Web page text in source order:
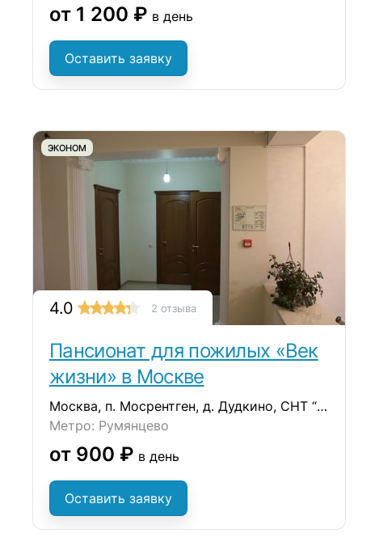
от 1 200 ₽ в день
Оставить заявку
ЭКОНОМ
4.0 2 отзыва
Пансионат для пожилых «Век
жизни» в Москве
Москва, п. Мосрентген, д. Дудкино, СНТ “Круиз”, д.35
Метро: Румянцево
от 900 ₽ в день
Оставить заявку